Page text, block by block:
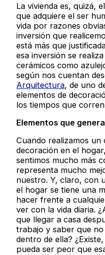
La vivienda es, quizá,
que adquiere el ser
vida por razones
inversión que
está más que
esa inversión se
cerámicos como
según nos cuentan
Arquitectura, de uno
elementos de
los tiempos que
Elementos que
Cuando realizamos un
decoración en el
sentimos mucho más
representa mucho
nuestro. Y, claro, con
el hogar se tiene una
hacer frente a
ver con la vida diaria.
que llegar a casa
trabajo y saber que
dentro de ella?
pueda ser peor que